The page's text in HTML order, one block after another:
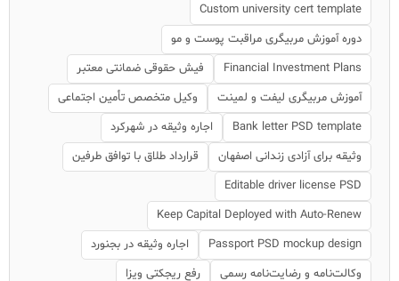
Custom university cert template
دوره آموزش مربیگری مراقبت پوست و مو
Financial Investment Plans
فیش حقوقی ضمانتی معتبر
آموزش مربیگری لیفت و لمینت
وکیل متخصص تأمین اجتماعی
Bank letter PSD template
اجاره وثیقه در شهرکرد
وثیقه برای آزادی زندانی اصفهان
قرارداد طلاق با توافق طرفین
Editable driver license PSD
Keep Capital Deployed with Auto-Renew
Passport PSD mockup design
اجاره وثیقه در بجنورد
وکالت‌نامه و رضایت‌نامه رسمی
رفع ریجکتی ویزا